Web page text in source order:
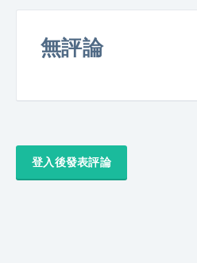
無評論
登入後發表評論